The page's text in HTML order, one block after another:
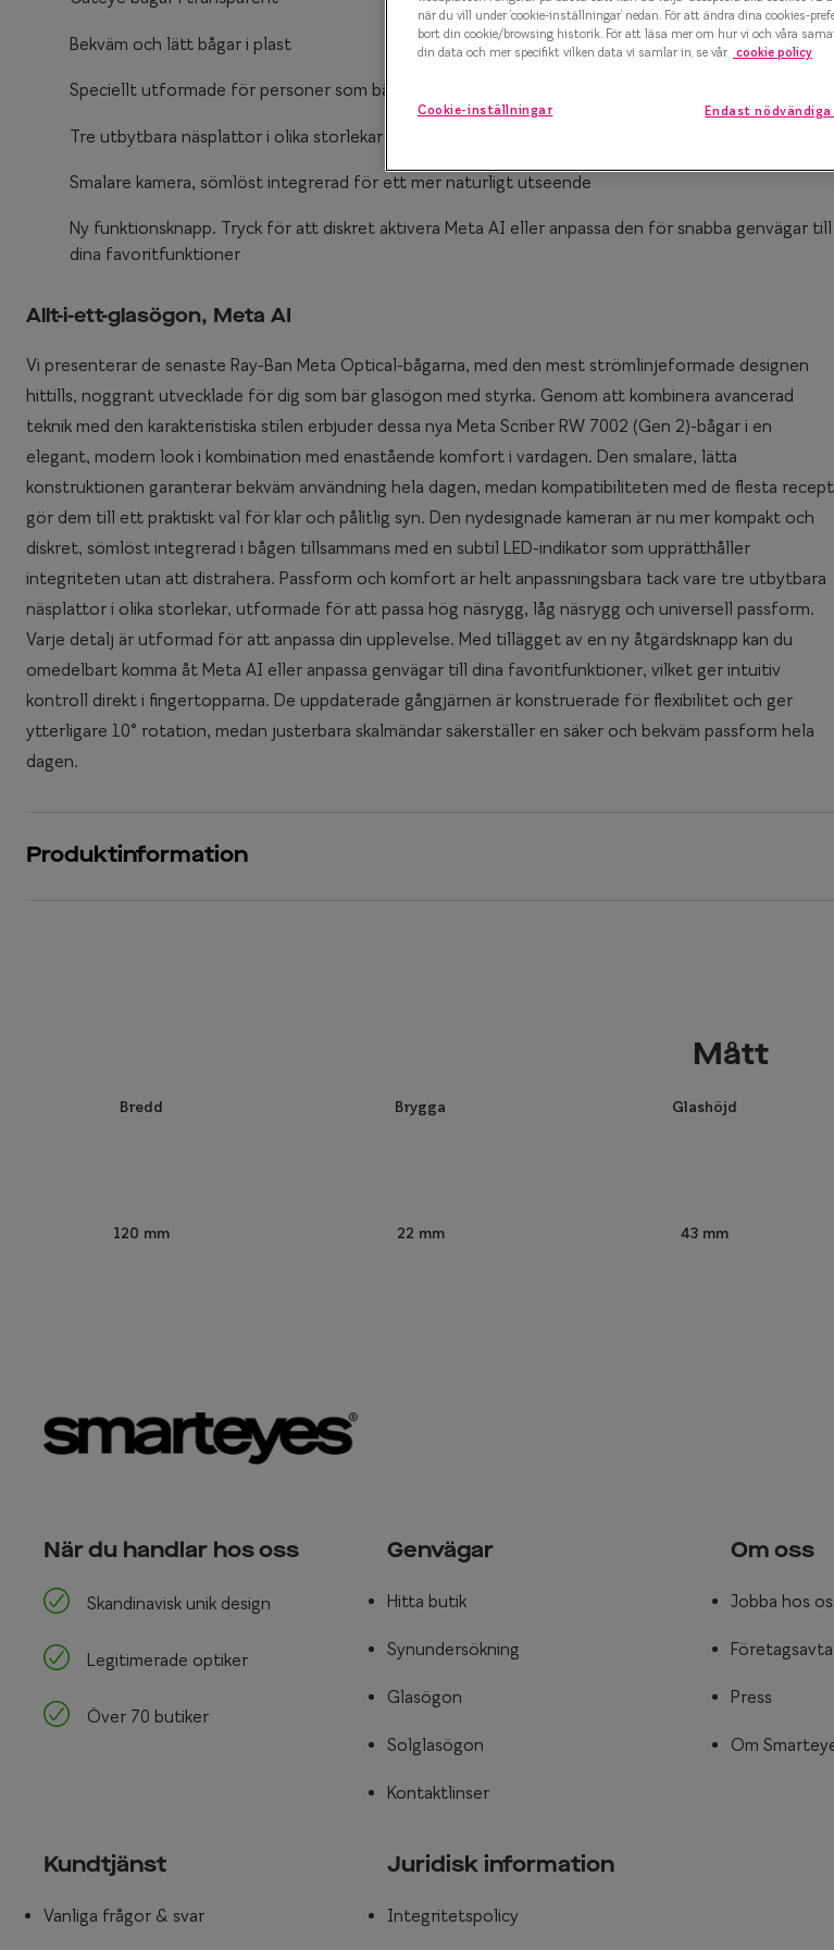
Efva Attling X Smarteyes
Oscar Jacobson x Smarteyes
Smarteyes Summer Collection
Polariserande solglasögon
Så väljer du rätt solglasögon
Bekväm och lätt bågar i plast
Speciellt utformade för personer som bär receptbelagda glasögon
Tre utbytbara näsplattor i olika storlekar för optimal passform
Smalare kamera, sömlöst integrerad för ett mer naturligt utseende
Ny funktionsknapp. Tryck för att diskret aktivera Meta AI eller anpassa den för snabba genvägar till
dina favoritfunktioner
Allt-i-ett-glasögon, Meta AI
Vi presenterar de senaste Ray-Ban Meta Optical-bågarna, med den mest strömlinjeformade designen
hittills, noggrant utvecklade för dig som bär glasögon med styrka. Genom att kombinera avancerad
teknik med den karakteristiska stilen erbjuder dessa nya Meta Scriber RW 7002 (Gen 2)-bågar i en
elegant, modern look i kombination med enastående komfort i vardagen. Den smalare, lätta
konstruktionen garanterar bekväm användning hela dagen, medan kompatibiliteten med de flesta recept
gör dem till ett praktiskt val för klar och pålitlig syn. Den nydesignade kameran är nu mer kompakt och
diskret, sömlöst integrerad i bågen tillsammans med en subtil LED-indikator som upprätthåller
integriteten utan att distrahera. Passform och komfort är helt anpassningsbara tack vare tre utbytbara
näsplattor i olika storlekar, utformade för att passa hög näsrygg, låg näsrygg och universell passform.
Varje detalj är utformad för att anpassa din upplevelse. Med tillägget av en ny åtgärdsknapp kan du
omedelbart komma åt Meta AI eller anpassa genvägar till dina favoritfunktioner, vilket ger intuitiv
kontroll direkt i fingertopparna. De uppdaterade gångjärnen är konstruerade för flexibilitet och ger
ytterligare 10° rotation, medan justerbara skalmändar säkerställer en säker och bekväm passform hela
dagen.
Produktinformation
Mått
Bredd
120 mm
Brygga
22 mm
Glashöjd
43 mm
När du handlar hos oss
Skandinavisk unik design
Legitimerade optiker
Över 70 butiker
Genvägar
Hitta butik
Synundersökning
Glasögon
Solglasögon
Kontaktlinser
Om oss
Jobba hos
Press
Om
Kundtjänst
Vanliga frågor & svar
Juridisk information
Integritetspolicy
när du vill under ’cookie-inställningar’ nedan. För att ändra dina cookies-
bort din cookie/browsing historik. För att läsa mer om hur vi och våra
din data och mer specifikt vilken data vi samlar in, se vår cookie policy
Cookie-inställningar Endast